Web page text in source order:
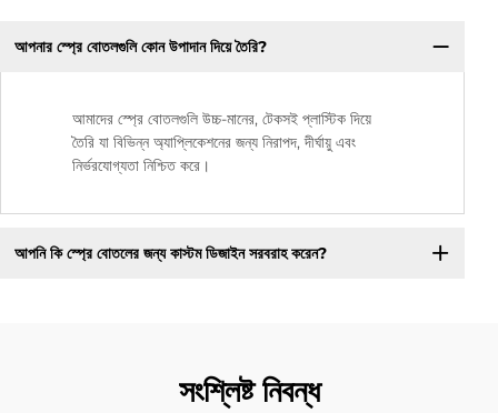
আপনার স্প্রে বোতলগুলি কোন উপাদান দিয়ে তৈরি?
আমাদের স্প্রে বোতলগুলি উচ্চ-মানের, টেকসই প্লাস্টিক দিয়ে
তৈরি যা বিভিন্ন অ্যাপ্লিকেশনের জন্য নিরাপদ, দীর্ঘায়ু এবং
নির্ভরযোগ্যতা নিশ্চিত করে।
আপনি কি স্প্রে বোতলের জন্য কাস্টম ডিজাইন সরবরাহ করেন?
সংশ্লিষ্ট নিবন্ধ